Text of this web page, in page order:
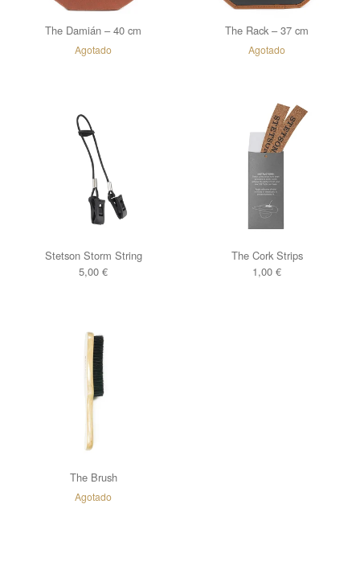
The Damián – 40 cm
Agotado
The Rack – 37 cm
Agotado
Stetson Storm String
5,00 €
The Cork Strips
1,00 €
The Brush
Agotado